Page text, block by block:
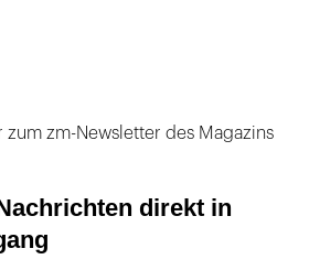
zum zm-Newsletter des Magazins
direkt in